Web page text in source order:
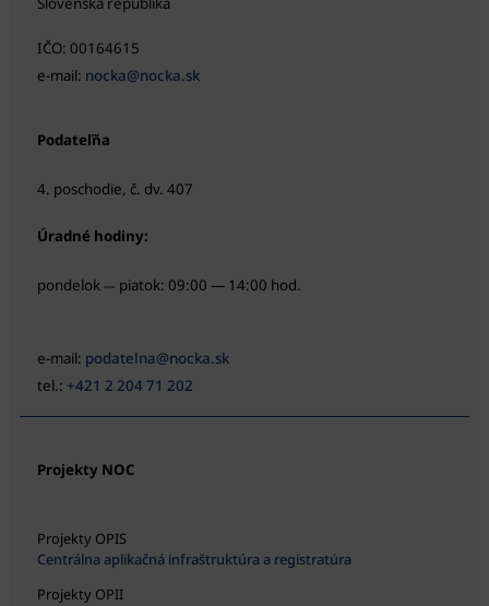
IČO: 00164615
e-mail: nocka@nocka.sk
Podateľňa
4. poschodie, č. dv. 407
Úradné hodiny:
pondelok — piatok: 09:00 — 14:00 hod.
e-mail: podatelna@nocka.sk
tel.: +421 2 204 71 202
Projekty NOC
Projekty OPIS
Centrálna aplikačná infraštruktúra a registratúra
Projekty OPII